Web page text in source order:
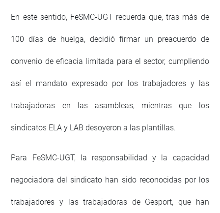
En este sentido, FeSMC-UGT recuerda que, tras más de
100 días de huelga, decidió firmar un preacuerdo de
convenio de eficacia limitada para el sector, cumpliendo
así el mandato expresado por los trabajadores y las
trabajadoras en las asambleas, mientras que los
sindicatos ELA y LAB desoyeron a las plantillas.
Para FeSMC-UGT, la responsabilidad y la capacidad
negociadora del sindicato han sido reconocidas por los
trabajadores y las trabajadoras de Gesport, que han